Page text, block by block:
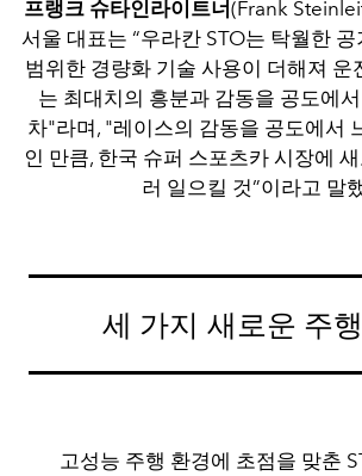
프랭크 슈타인라이트너(Frank
서울 대표는 “우라칸 STO는 탁월한
범위한 경량화 기술 사용이 더해져 운
는 최대치의 흥분과 감동을 공도에
차"라며, "레이스의 감동을 공도에서
인 만큼, 한국 슈퍼 스포츠카 시장에
러 일으킬 것”이라고 말
세 가지 새로운 주
고성능 주행 환경에 초점을 맞춘